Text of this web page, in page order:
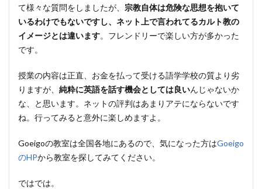
て様々な質問をしましたが、 宗教自体は危険な思想を抱いて
いるわけでもないですし、ネット上で言われてるカルト教の
イメージとは違います。フレンドリーで楽しい方が多かった
です。
授業の内容は正直、お金を払って受ける語学学校の質より劣
りますが、 純粋に英語を話す機会としては良いんじゃないか
な、と思います。ネットの評判はあまりアテにならないです
ね。行ってみると意外に楽しめますよ。
Goeigoの教室は全国各地にあるので、気になった方はGoeigo
のHPから教室を探してみてください。
ではでは。